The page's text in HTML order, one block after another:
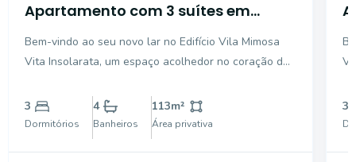
Apartamento com 3 suítes em
Bem-vindo ao seu novo lar no Edifício Vila Mimosa
Vita Insolarata, um espaço acolhedor no coração de
lavabo, cozinha com churrasqueira, área de serviço e
dependência que pode ser usado como escritório
3
Dormitórios
4
Banheiros
113m²
Área privativa
3